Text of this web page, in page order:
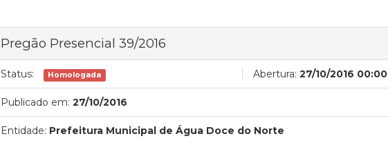
Pregão Presencial 39/2016
Status: Homologada Abertura: 27/10/2016 00:00
Publicado em: 27/10/2016
Entidade: Prefeitura Municipal de Água Doce do Norte